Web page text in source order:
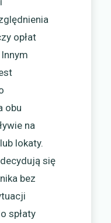
opłat
obu
na
lokaty.
się
bez
spłaty